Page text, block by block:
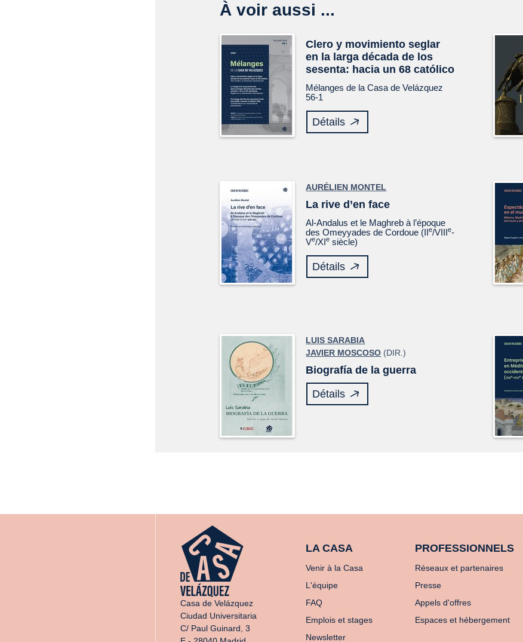
À voir aussi ...
Clero y movimiento seglar
en la larga década de los
sesenta: hacia un 68 católico
Mélanges de la Casa de Velázquez
56-1
Détails
AURÉLIEN MONTEL
La rive d’en face
Al-Andalus et le Maghreb à l’époque
des Omeyyades de Cordoue (IIe/VIIIe-
Ve/XIe siècle)
Détails
LUIS SARABIA
JAVIER MOSCOSO (DIR.)
Biografía de la guerra
Détails
Casa de Velázquez
Ciudad Universitaria
C/ Paul Guinard, 3
LA CASA
Venir à la Casa
L'équipe
FAQ
Emplois et stages
Newsletter
PROFESSIONNELS
Réseaux et partenaires
Presse
Appels d'offres
Espaces et hébergement